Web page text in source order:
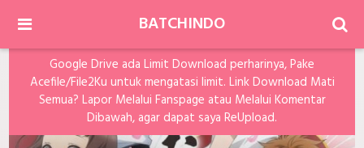
BATCHINDO
Google Drive ada Limit Download perharinya, Pake
Acefile/File2Ku untuk mengatasi limit. Link Download Mati
Semua? Lapor Melalui Fanspage atau Melalui Komentar
Dibawah, agar dapat saya ReUpload.